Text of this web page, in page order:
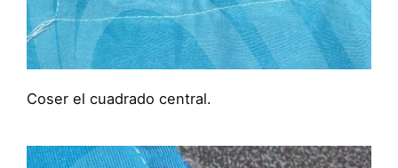
Coser el cuadrado central.